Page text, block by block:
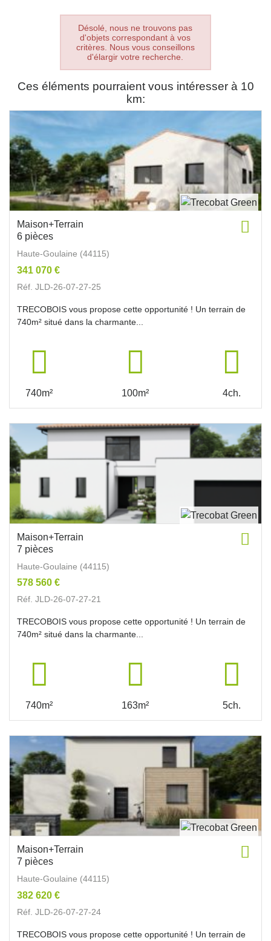
Désolé, nous ne trouvons pas
d'objets correspondant à vos
critères. Nous vous conseillons
d'élargir votre recherche.
Ces éléments pourraient vous intéresser à 10
km:
Maison+Terrain
6 pièces
Haute-Goulaine (44115)
341 070 €
Réf. JLD-26-07-27-25
TRECOBOIS vous propose cette opportunité ! Un terrain de
740m² situé dans la charmante...
740m² 100m² 4ch.
Maison+Terrain
7 pièces
Haute-Goulaine (44115)
578 560 €
Réf. JLD-26-07-27-21
TRECOBOIS vous propose cette opportunité ! Un terrain de
740m² situé dans la charmante...
740m² 163m² 5ch.
Maison+Terrain
7 pièces
Haute-Goulaine (44115)
382 620 €
Réf. JLD-26-07-27-24
TRECOBOIS vous propose cette opportunité ! Un terrain de